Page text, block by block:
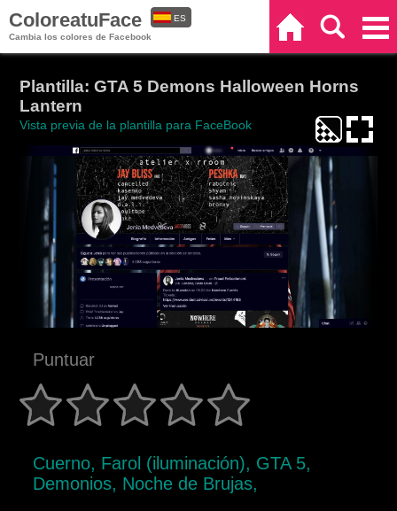
ColoreatuFace
Cambia los colores de Facebook
ES
Plantilla: GTA 5 Demons Halloween Horns
Lantern
Vista previa de la plantilla para FaceBook
Puntuar
Cuerno, Farol (iluminación), GTA 5,
Demonios, Noche de Brujas,